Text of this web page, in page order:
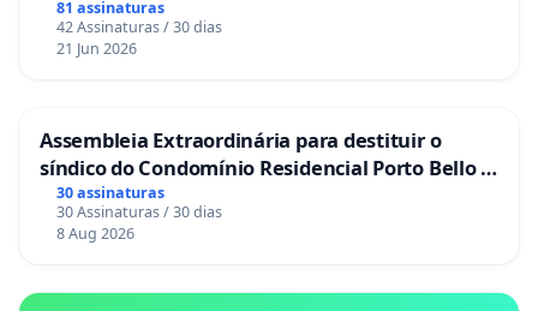
gestacional nos hospitais portugueses
81 assinaturas
42 Assinaturas / 30 dias
21 Jun 2026
Assembleia Extraordinária para destituir o
síndico do Condomínio Residencial Porto Bello -
La Casa
30 assinaturas
30 Assinaturas / 30 dias
8 Aug 2026